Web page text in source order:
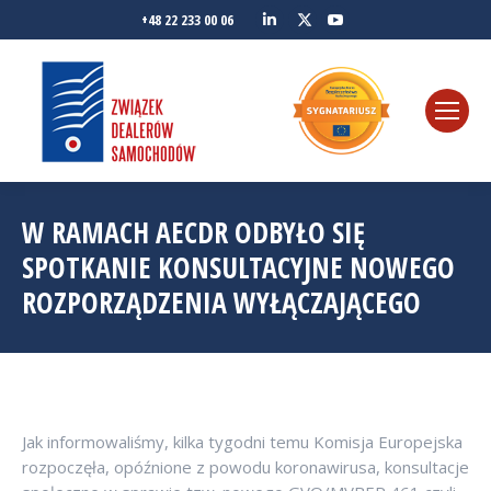
+48 22 233 00 06
Linkedin
Twitter
W RAMACH AECDR ODBYŁO SIĘ
SPOTKANIE KONSULTACYJNE NOWEGO
ROZPORZĄDZENIA WYŁĄCZAJĄCEGO
Jak informowaliśmy, kilka tygodni temu Komisja Europejska
rozpoczęła, opóźnione z powodu koronawirusa, konsultacje